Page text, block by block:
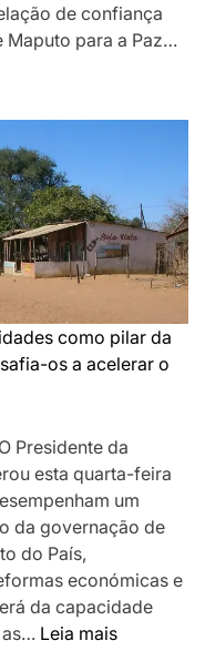
de confiança
Maputo para a Paz…
como pilar da
os a acelerar o
Presidente da
esta quarta-feira
um
da governação de
do País,
económicas e
da capacidade
as… Leia mais: